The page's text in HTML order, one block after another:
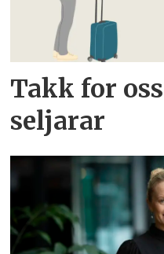
Takk for
seljarar